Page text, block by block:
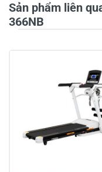
Tiêu đề của nhận
Viết nhận xét của
Sản phẩm liên
366NB